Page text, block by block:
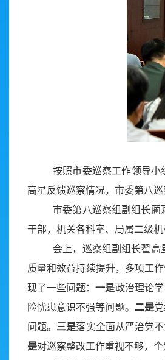
按照市委巡察工作领导小
高星反馈巡察情况，市委第八
市委第八巡察组副组长蔺
干部，机关各科室、局属二级
会上，巡察组副组长翟
质量和效益持续提升，多项工
现了一些问题：一是政治理论
险忧患意识不强等问题。 二是
问题。 三是落实全面从严治党
是对巡察整改工作重视不够，